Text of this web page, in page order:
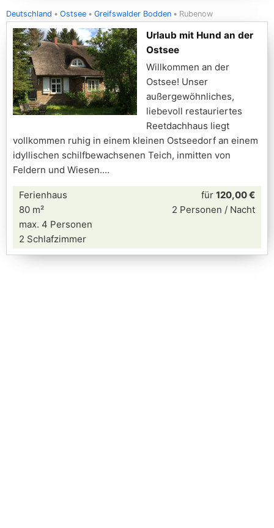
Deutschland Ostsee Greifswalder Bodden Rubenow
Urlaub mit Hund an der
Ostsee
Willkommen an der
Ostsee! Unser
außergewöhnliches,
liebevoll restauriertes
Reetdachhaus liegt
vollkommen ruhig in einem kleinen Ostseedorf an einem
idyllischen schilfbewachsenen Teich, inmitten von
Feldern und Wiesen.
Ferienhaus
80 m²
max. 4 Personen
2 Schlafzimmer
für 120,00 €
2 Personen / Nacht